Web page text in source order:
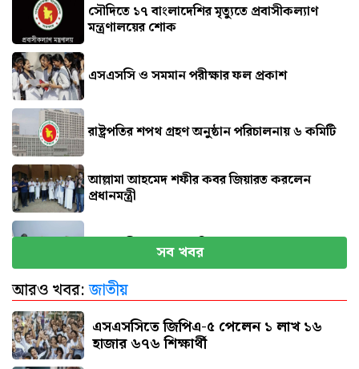
সৌ‌দিতে ১৭ বাংলাদেশির মৃত্যুতে প্রবাসীকল্যাণ
মন্ত্রণালয়ের শোক
এসএসসি ও সমমান পরীক্ষার ফল প্রকাশ
রাষ্ট্রপতির শপথ গ্রহণ অনুষ্ঠান পরিচালনায় ৬ কমিটি
আল্লামা আহমেদ শফীর কবর জিয়ারত করলেন
প্রধানমন্ত্রী
প্রধানমন্ত্রীর কাছে ৯ দাবি হেফাজতের
সৌদি আরবে আগুনে পুড়ে ১৭ বাংলাদেশির মৃত্যু
সব খবর
আরও খবর:জাতীয়
এসএসসিতে জিপিএ-৫ পেলেন ১ লাখ ১৬
হাজার ৬৭৬ শিক্ষার্থী